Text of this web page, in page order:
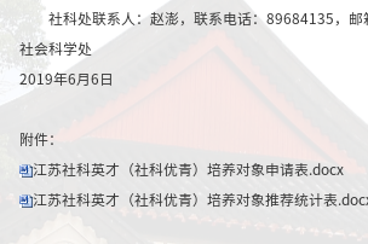
三、推荐方式
采取学校限额推荐方式。
个学院的申报限额。申报
四、申报材料
1、《江苏社科英才（社